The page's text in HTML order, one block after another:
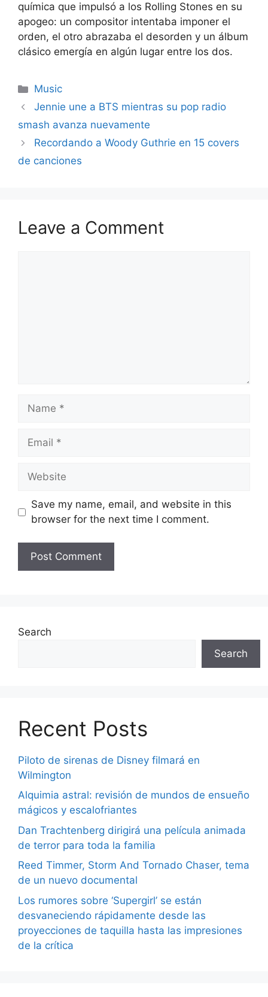
química que impulsó a los Rolling Stones en su
apogeo: un compositor intentaba imponer el
orden, el otro abrazaba el desorden y un álbum
clásico emergía en algún lugar entre los dos.
Categories
Music
Jennie une a BTS mientras su pop radio
smash avanza nuevamente
Recordando a Woody Guthrie en 15 covers
de canciones
Leave a Comment
Name
Email
Website
Save my name, email, and website in this
browser for the next time I comment.
Search
Search
Recent Posts
Piloto de sirenas de Disney filmará en
Wilmington
Alquimia astral: revisión de mundos de ensueño
mágicos y escalofriantes
Dan Trachtenberg dirigirá una película animada
de terror para toda la familia
Reed Timmer, Storm And Tornado Chaser, tema
de un nuevo documental
Los rumores sobre ‘Supergirl’ se están
desvaneciendo rápidamente desde las
proyecciones de taquilla hasta las impresiones
de la crítica